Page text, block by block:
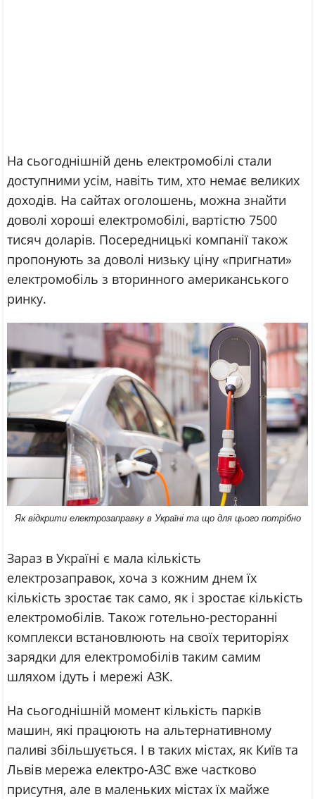
На сьогоднішній день електромобілі стали
доступними усім, навіть тим, хто немає великих
доходів. На сайтах оголошень, можна знайти
доволі хороші електромобілі, вартістю 7500
тисяч доларів. Посередницькі компанії також
пропонують за доволі низьку ціну «пригнати»
електромобіль з вторинного американського
ринку.
Як відкрити електрозаправку в Україні та що для цього потрібно
Зараз в Україні є мала кількість
електрозаправок, хоча з кожним днем їх
кількість зростає так само, як і зростає кількість
електромобілів. Також готельно-ресторанні
комплекси встановлюють на своїх територіях
зарядки для електромобілів таким самим
шляхом ідуть і мережі АЗК.
На сьогоднішній момент кількість парків
машин, які працюють на альтернативному
паливі збільшується. І в таких містах, як Київ та
Львів мережа електро-АЗС вже частково
присутня, але в маленьких містах їх майже